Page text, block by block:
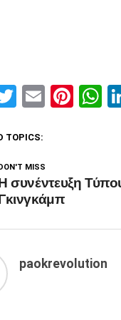
Twitter
Email
TOPICS:
MISS
συνέντευξη
paokrevolution